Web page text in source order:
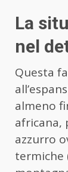
La
nel
Questa
almeno
africana,
azzurro
termiche